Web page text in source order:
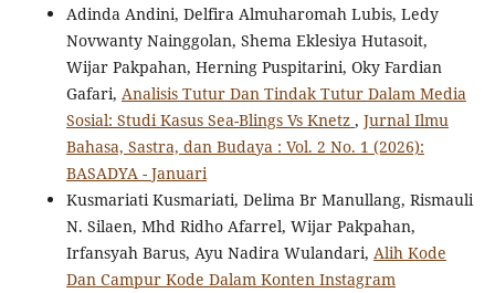
Adinda Andini, Delfira Almuharomah Lubis, Ledy
Novwanty Nainggolan, Shema Eklesiya Hutasoit,
Wijar Pakpahan, Herning Puspitarini, Oky Fardian
Gafari, Analisis Tutur Dan Tindak Tutur Dalam Media
Sosial: Studi Kasus Sea-Blings Vs Knetz , Jurnal Ilmu
Bahasa, Sastra, dan Budaya : Vol. 2 No. 1 (2026):
BASADYA - Januari
Kusmariati Kusmariati, Delima Br Manullang, Rismauli
N. Silaen, Mhd Ridho Afarrel, Wijar Pakpahan,
Irfansyah Barus, Ayu Nadira Wulandari, Alih Kode
Dan Campur Kode Dalam Konten Instagram